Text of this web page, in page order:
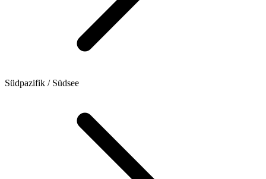
Südpazifik / Südsee